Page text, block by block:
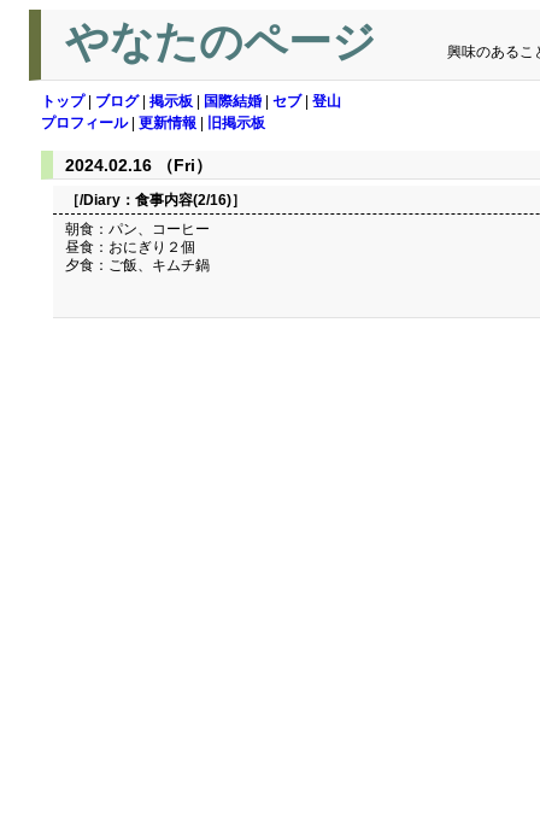
やなたのページ 興味のあるこ
トップ| ブログ| 掲示板 国際結婚 セブ| 登山
プロフィール| 更新情報 旧掲示板
2024.02.16 （Fri）
［/Diary： 食事内容(2/16)］
朝食：パン、コーヒー
昼食：おにぎり２個
夕食：ご飯、キムチ鍋